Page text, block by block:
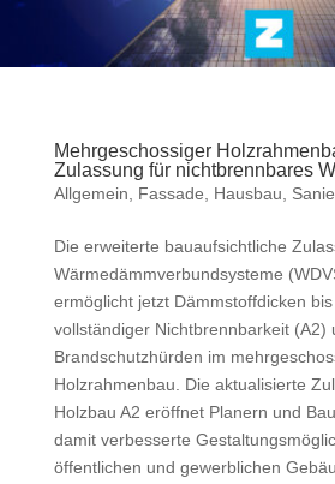
Mehrgeschossiger
Zulassung für nichtbrennbares
Allgemein, Fassade, Hausbau,
Die erweiterte bauaufsichtliche
Wärmedämmverbundsysteme
ermöglicht jetzt Dämmstoffdicken
vollständiger Nichtbrennbarkeit (A2)
Brandschutzhürden im
Holzrahmenbau. Die aktualisierte
Holzbau A2 eröffnet Planern und
damit verbesserte
öffentlichen und gewerblichen